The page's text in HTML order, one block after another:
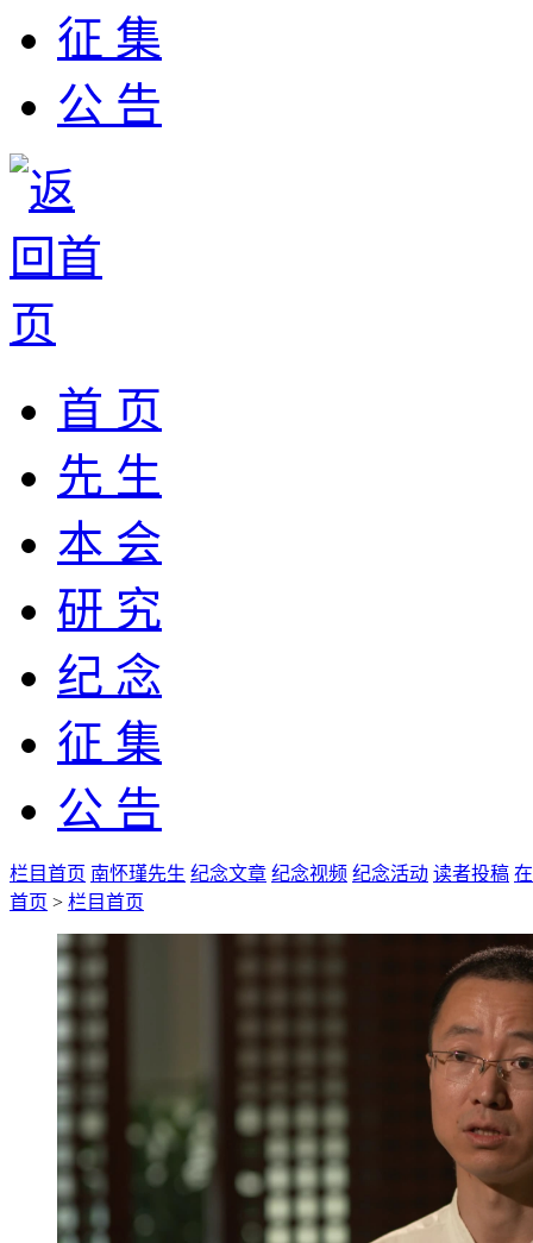
征 集
公 告
首 页
先 生
本 会
研 究
纪 念
征 集
公 告
栏目首页 南怀瑾先生 纪念文章 纪念视频 纪念活动 读者投稿
首页 > 栏目首页